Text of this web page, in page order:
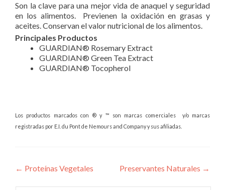
Son la clave para una mejor vida de anaquel y seguridad
en los alimentos. Previenen la oxidación en grasas y
aceites. Conservan el valor nutricional de los alimentos.
Principales Productos
GUARDIAN® Rosemary Extract
GUARDIAN® Green Tea Extract
GUARDIAN® Tocopherol
Los productos marcados con ® y ™ son marcas comerciales y/o marcas
registradas por E.I. du Pont de Nemours and Company y sus afiliadas.
Navegacion
← Proteínas Vegetales Preservantes Naturales →